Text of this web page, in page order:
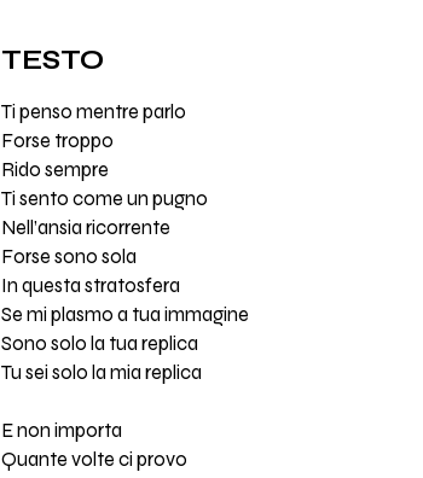
TESTO
Ti penso mentre parlo
Forse troppo
Rido sempre
Ti sento come un pugno
Nell’ansia ricorrente
Forse sono sola
In questa stratosfera
Se mi plasmo a tua immagine
Sono solo la tua replica
Tu sei solo la mia replica
E non importa
Quante volte ci provo